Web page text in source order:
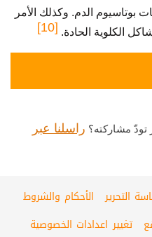
الدم. وكذلك الأمر
الكلوية الحادة. [10]
مشاركته؟ راسلنا عبر
التحرير
الأحكام والشروط
تغيير اعدادات الخصوصية